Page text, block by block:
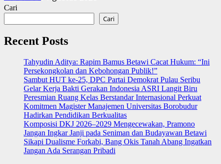
Cari
Cari
Recent Posts
‎Tahyudin Aditya: Rapim Bamus Betawi Cacat Hukum: “Ini
Persekongkolan dan Kebohongan Publik!”
‎Sambut HUT ke-25, DPC Partai Demokrat Pulau Seribu
Gelar Kerja Bakti Gerakan Indonesia ASRI Langit Biru
Peresmian Ruang Kelas Berstandar Internasional Perkuat
Komitmen Magister Manajemen Universitas Borobudur
Hadirkan Pendidikan Berkualitas
Komposisi DKJ 2026–2029 Mengecewakan, Pramono
Jangan Ingkar Janji pada Seniman dan Budayawan Betawi
Sikapi Dualisme Forkabi, Bang Okis Tanah Abang Ingatkan
Jangan Ada Serangan Pribadi